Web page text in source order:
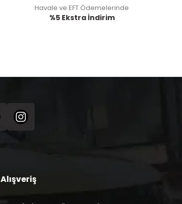
Havale ve EFT Ödemelerinde
%5 Ekstra İndirim
Alışveriş